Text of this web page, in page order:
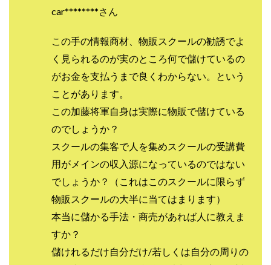
car********さん
この手の情報商材、物販スクールの勧誘でよ
く見られるのが実のところ何で儲けているの
がお金を支払うまで良くわからない。という
ことがあります。
この加藤将軍自身は実際に物販で儲けている
のでしょうか？
スクールの集客で人を集めスクールの受講費
用がメインの収入源になっているのではない
でしょうか？（これはこのスクールに限らず
物販スクールの大半に当てはまります）
本当に儲かる手法・商売があれば人に教えま
すか？
儲けれるだけ自分だけ/若しくは自分の周りの
Makoto Honda
MASA
Master Piece運営事務局
Masters Bank(マスターズバンク)
MAXIM(マクシム)
METHOD30運営事務局
MGB COMPANY(エムジーピーカンパニー)
MIDAS(ミダス)
Life Lead運営事務局
Layla
FREELANCE運営事務局
FRONTIER(フロンティア)
FX
FX GO tap
FX King's TRUST
FX/BO
FXミリオネアタワー
FX鬼の手
GAFAシステム
GATE(ゲート)
GB株式会社
GOAL-B
GREAT JOY(グレートジョイ)
Kyouji Sayama
happy-style
Hisanori Teduka
HPR株式会社